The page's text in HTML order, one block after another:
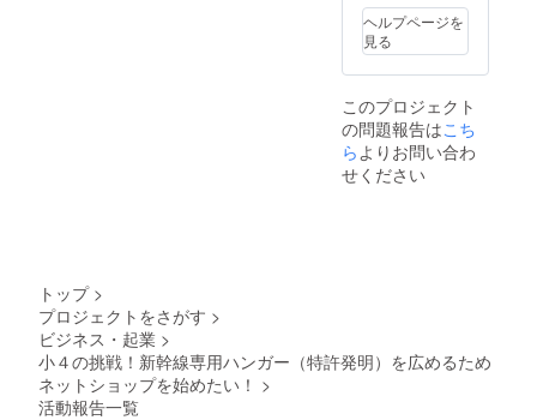
になり
た
い！」
などの
記入く
ださ
い。お
守りの
中に
ますよ
う
ヘルプページを
見る
このプロジェクト
の問題報告はこち
ら よりお問い合わ
せください
トップ >
プロジェクトをさがす >
ビジネス・起業 >
小４の挑戦！新幹線専用ハンガー（特許発明）を広めるため
ネットショップを始めたい！ >
活動報告一覧